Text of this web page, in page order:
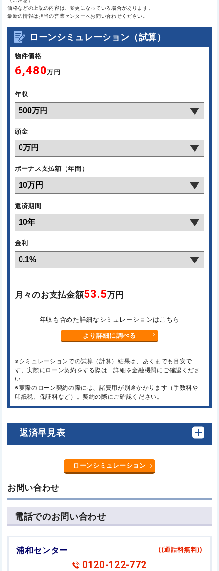
価格などの上記の内容は、変更になっている場合があります。
最新の情報は担当の営業センターへお問い合わせください。
ローンシミュレーション（試算）
物件価格
6,480万円
年収
頭金
ボーナス支払額（年間）
返済期間
金利
月々のお支払金額53.5万円
年収も含めた詳細なシミュレーションはこちら
より詳細に調べる
※シミュレーションでの試算（計算）結果は、あくまでも目安で
す。実際にローン契約をする際は、詳細を金融機関にご確認くださ
い。
※実際のローン契約の際には、諸費用が別途かかります（手数料や
印紙税、保証料など）。契約の際にご確認ください。
返済早見表
ローンシミュレーション
お問い合わせ
電話でのお問い合わせ
浦和センター ((通話料無料))
0120-122-772